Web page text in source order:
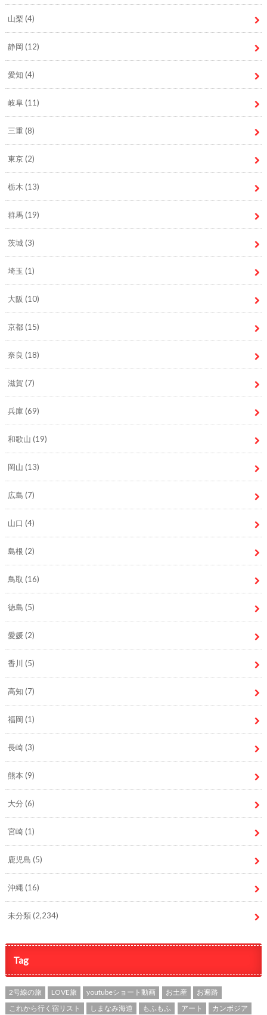
山梨 (4)
静岡 (12)
愛知 (4)
岐阜(11)
三重 (8)
東京(2)
栃木 (13)
群馬(19)
茨城(3)
埼玉 (1)
大阪 (10)
京都(15)
奈良 (18)
滋賀 (7)
兵庫(69)
和歌山 (19)
岡山 (13)
広島 (7)
山口 (4)
島根 (2)
鳥取 (16)
徳島 (5)
愛媛(2)
香川 (5)
高知 (7)
福岡 (1)
長崎(3)
熊本 (9)
大分 (6)
宮崎(1)
鹿児島 (5)
沖縄(16)
未分類(2,234)
Tag
2号線の旅 LOVE旅 youtubeショート動画 お土産
お遍路
これから行く宿リスト
しまなみ海道 もふもふ アート カンボジア